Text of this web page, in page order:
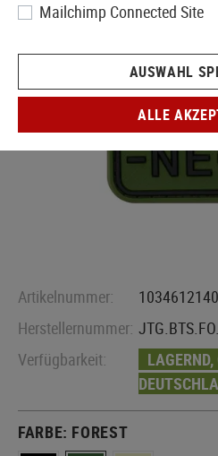
Artikelnummer:
Herstellernummer:
Verfügbarkeit:
FARBE: FOREST
Mailchimp Connected Site
AUSWAHL
ALLE